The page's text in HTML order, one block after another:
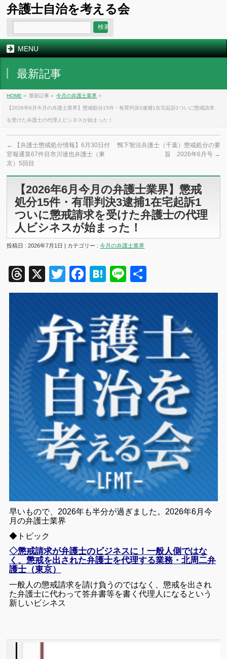
弁護士自治を考える会
MENU
最新記事
HOME » 最新記事 » 今月の弁護士業界 »
【2026年6月今月の弁護士業界】懲戒処分15件・有罪判決3逮捕1在宅起訴1ついに懲戒請求
を受けた弁護士の代理人ビシネスが始まった！
←
【弁護士懲戒処分情報】6月30日付
官報通算67件目市川達也弁護士（東
京）5回目
鴨下智法弁護士（千葉）懲戒処分の要
旨 2026年6月号 →
【2026年6月今月の弁護士業界】懲戒
処分15件・有罪判決3逮捕1在宅起訴1
ついに懲戒請求を受けた弁護士の代理
人ビシネスが始まった！
投稿日 : 2026年7月1日 | カテゴリー :今月の弁護士業界
Threads
X TwitterFacebook
Hatena
Line
有
早いもので、2026年も半分が過ぎました。2026年6月今
月の弁護士業界
◆トピック
◇懲戒請求が弁護士のビジネスに！一般人側ではな
く、懲戒を出された弁護士を代理する業務・北周二弁
護士（東京）
一般人の懲戒請求を請け負うのではなく、懲戒を出され
た弁護士に代わって答弁書等を書く代理人になるという
新しいビシネス